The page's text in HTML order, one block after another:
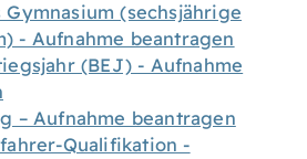
Gymnasium (sechsjährige
- Aufnahme beantragen
(BEJ) - Aufnahme
– Aufnahme beantragen
Qualifikation -